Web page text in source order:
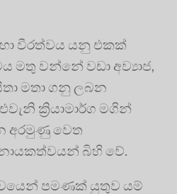
වීරත්වය යනු එකක්
මතු වන්නේ වඩා අව්‍යාජ,
මතා ගනු ලබන
ක්‍රියාමාර්ග මගින්
අරමුණු වෙත
බිහි වේ.
පමණක් යුතුව යම්